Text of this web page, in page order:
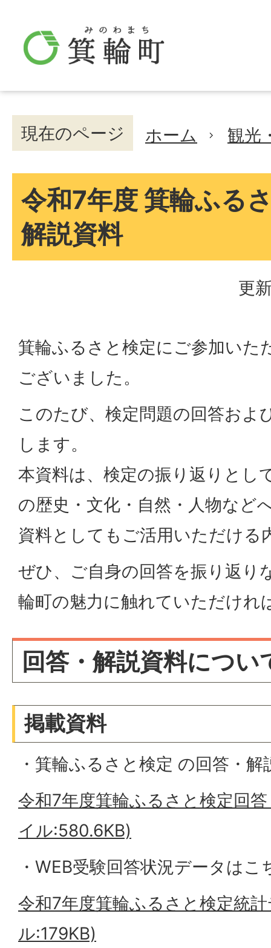
現在のページ ホーム 観光
令和7年度 箕輪ふる
解説資料
更
箕輪ふるさと検定にご参加いた
ございました。
このたび、検定問題の回答およ
します。
本資料は、検定の振り返りとし
の歴史・文化・自然・人物など
資料としてもご活用いただける
ぜひ、ご自身の回答を振り返り
輪町の魅力に触れていただけれ
回答・解説資料につい
掲載資料
・箕輪ふるさと検定 の回答・
令和7年度箕輪ふるさと検定回
イル:580.6KB)
・WEB受験回答状況データはこ
令和7年度箕輪ふるさと検定統
ル:179KB)